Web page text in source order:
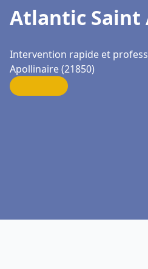
Atlantic Saint
Intervention rapide et
Apollinaire (21850)